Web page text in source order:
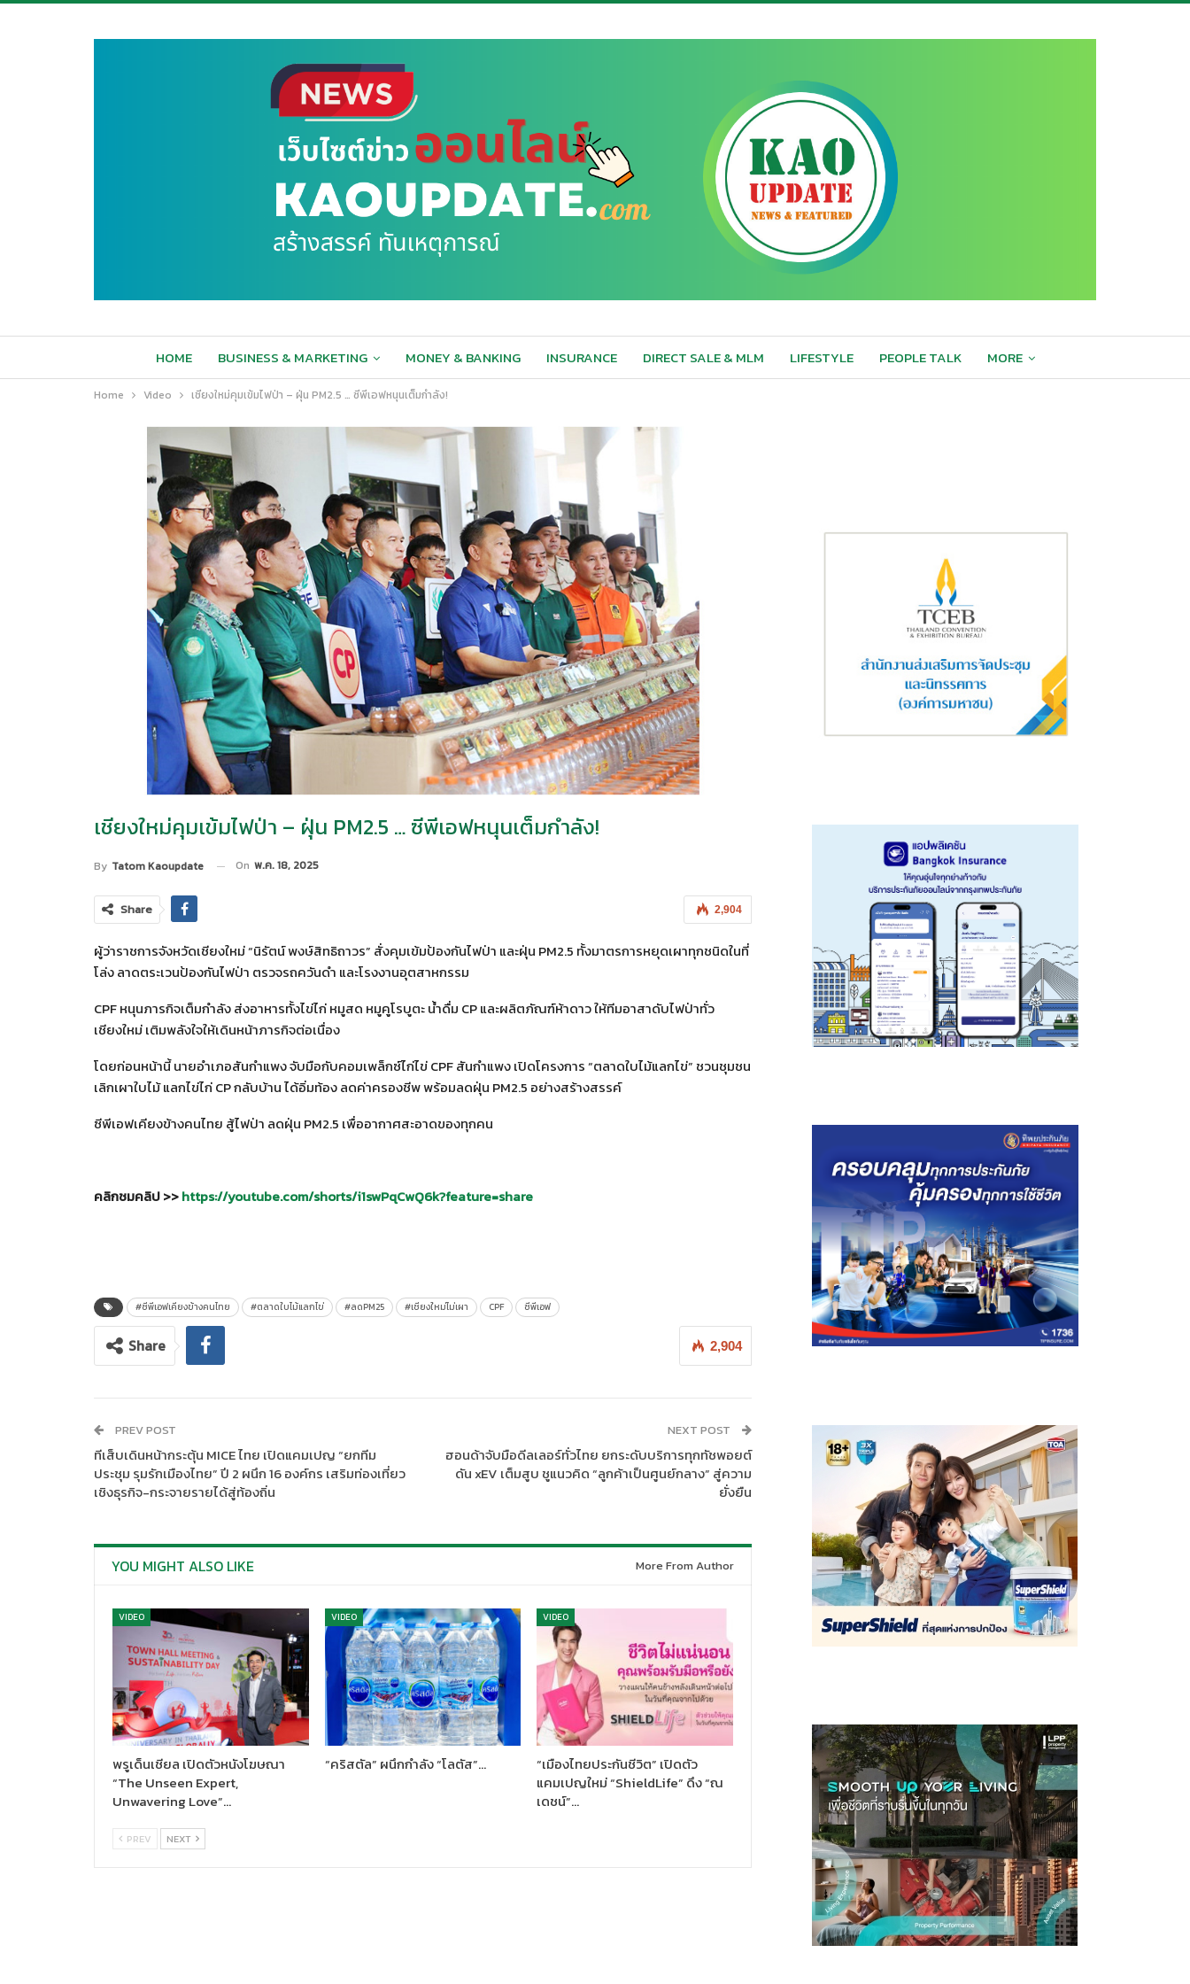
HOME BUSINESS & MARKETING MONEY & BANKING INSURANCE DIRECT SALE & MLM LIFESTYLE PEOPLE TALK MORE
Home Video เชียงใหม่คุมเข้มไฟป่า – ฝุ่น PM2.5 … ซีพีเอฟหนุนเต็มกำลัง!
เชียงใหม่คุมเข้มไฟป่า – ฝุ่น PM2.5 … ซีพีเอฟหนุนเต็มกำลัง!
By Tatom Kaoupdate On พ.ค. 18, 2025
2,904
Share
ผู้ว่าราชการจังหวัดเชียงใหม่ “นิรัตน์ พงษ์สิทธิถาวร” สั่งคุมเข้มป้องกันไฟป่า และฝุ่น PM2.5 ทั้งมาตรการหยุดเผาทุกชนิดในที่
โล่ง ลาดตระเวนป้องกันไฟป่า ตรวจรถควันดำ และโรงงานอุตสาหกรรม
CPF หนุนภารกิจเต็มกำลัง ส่งอาหารทั้งไข่ไก่ หมูสด หมูคูโรบูตะ น้ำดื่ม CP และผลิตภัณฑ์ห้าดาว ให้ทีมอาสาดับไฟป่าทั่ว
เชียงใหม่ เติมพลังใจให้เดินหน้าภารกิจต่อเนื่อง
โดยก่อนหน้านี้ นายอำเภอสันกำแพง จับมือกับคอมเพล็กซ์ไก่ไข่ CPF สันกำแพง เปิดโครงการ “ตลาดใบไม้แลกไข่” ชวนชุมชน
เลิกเผาใบไม้ แลกไข่ไก่ CP กลับบ้าน ได้อิ่มท้อง ลดค่าครองชีพ พร้อมลดฝุ่น PM2.5 อย่างสร้างสรรค์
ซีพีเอฟเคียงข้างคนไทย สู้ไฟป่า ลดฝุ่น PM2.5 เพื่ออากาศสะอาดของทุกคน
คลิกชมคลิป>>https://youtube.com/shorts/i1swPqCwQ6k?feature=share
#ซีพีเอฟเคียงข้างคนไทย #ตลาดใบไม้แลกไข่ #ลดPM25 #เชียงใหม่ไม่เผา CPF ซีพีเอฟ
2,904
Share
PREV POST
ทีเส็บเดินหน้ากระตุ้น MICE ไทย เปิดแคมเปญ “ยกทีม
ประชุม รุมรักเมืองไทย” ปี 2 ผนึก 16 องค์กร เสริมท่องเที่ยว
เชิงธุรกิจ-กระจายรายได้สู่ท้องถิ่น
NEXT POST
ฮอนด้าจับมือดีลเลอร์ทั่วไทย ยกระดับบริการทุกทัชพอยต์
ดัน xEV เต็มสูบ ชูแนวคิด “ลูกค้าเป็นศูนย์กลาง” สู่ความ
ยั่งยืน
YOU MIGHT ALSO LIKE More From Author
VIDEO
พรูเด็นเชียล เปิดตัวหนังโฆษณา
“The Unseen Expert,
Unwavering Love”…
VIDEO
“คริสตัล” ผนึกกำลัง “โลตัส”…
VIDEO
“เมืองไทยประกันชีวิต” เปิดตัว
แคมเปญใหม่ “ShieldLife” ดึง “ณ
เดชน์”…
PREV NEXT